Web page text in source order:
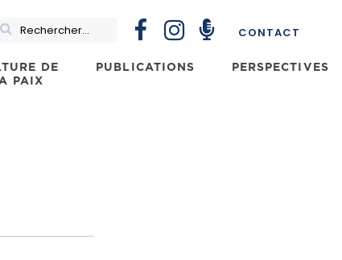
Rechercher CONTACT
DE
PAIX
PUBLICATIONS PERSPECTIVES